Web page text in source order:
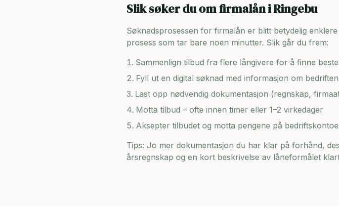
Slik søker du om firmalån iRingebu
Søknadsprosessen for firmalån er blitt betydelig
prosess som tar bare noen minutter. Slik går du frem:
Sammenlign tilbud fra flere långivere for å finne
Fyll ut en digital søknad med informasjon om
Last opp nødvendig dokumentasjon (regnskap,
Motta tilbud – ofte innen timer eller 1–2 virkedager
Aksepter tilbudet og motta pengene på
Tips: Jo mer dokumentasjon du har klar på forhånd,
årsregnskap og en kort beskrivelse av låneformålet